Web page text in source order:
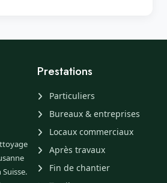
Prestations
Particuliers
Bureaux & entreprises
Locaux commerciaux
Après travaux
Fin de chantier